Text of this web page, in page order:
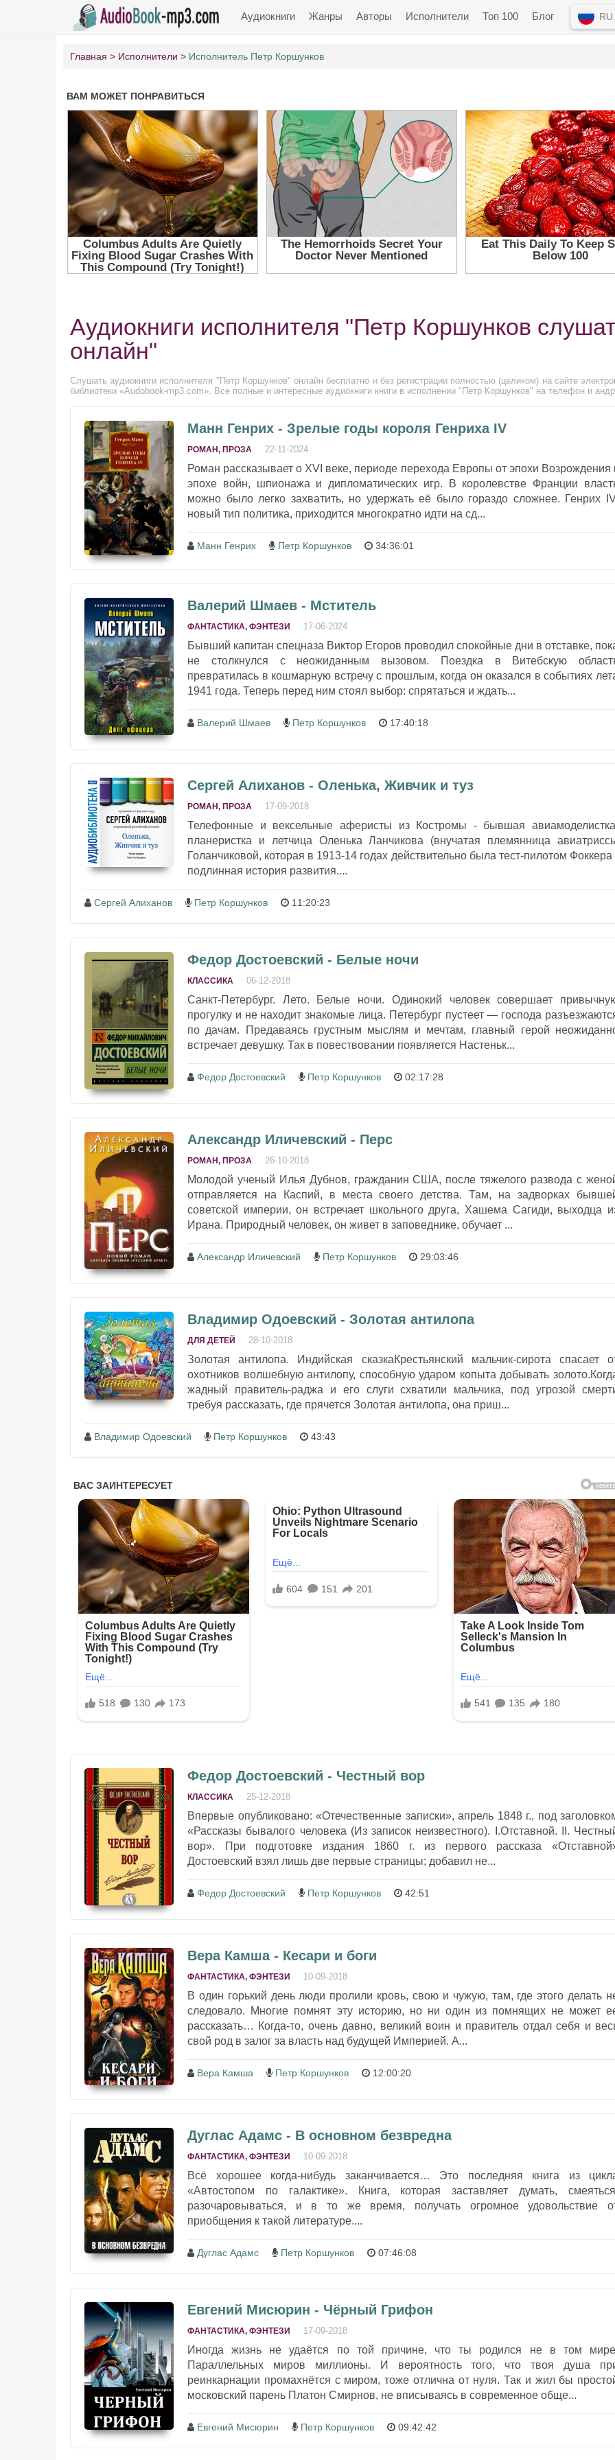
Аудиокниги Жанры Авторы Исполнители Топ 100 Блог RU
Главная Исполнители Исполнитель Петр Коршунков
Аудиокниги исполнителя "Петр Коршунков
онлайн"
Слушать аудиокниги исполнителя "Петр Коршунков" онлайн бесплатно и без регистрации полностью (целиком) на сайте
библиотеки «Audobook-mp3.com». Все полные и интересные аудиокниги книги в исполнении "Петр Коршунков" на телефон и
Манн Генрих - Зрелые годы короля Генриха IV
РОМАН, ПРОЗА 22-11-2024
Роман рассказывает о XVI веке, периоде перехода Европы от эпохи Возрождения
эпохе войн, шпионажа и дипломатических игр. В королевстве Франции
можно было легко захватить, но удержать её было гораздо сложнее. Генрих
новый тип политика, приходится многократно идти на сд...
Манн Генрих Петр Коршунков 34:36:01
Валерий Шмаев - Мститель
ФАНТАСТИКА, ФЭНТЕЗИ 17-06-2024
Бывший капитан спецназа Виктор Егоров проводил спокойные дни в отставке,
не столкнулся с неожиданным вызовом. Поездка в Витебскую
превратилась в кошмарную встречу с прошлым, когда он оказался в событиях
1941 года. Теперь перед ним стоял выбор: спрятаться и ждать...
Валерий Шмаев Петр Коршунков 17:40:18
Сергей Алиханов - Оленька, Живчик и туз
РОМАН, ПРОЗА 17-09-2018
Телефонные и вексельные аферисты из Костромы - бывшая
планеристка и летчица Оленька Ланчикова (внучатая племянница
Голанчиковой, которая в 1913-14 годах действительно была тест-пилотом Фоккера
подлинная история развития....
Сергей Алиханов Петр Коршунков 11:20:23
Федор Достоевский - Белые ночи
КЛАССИКА 06-12-2018
Санкт-Петербург. Лето. Белые ночи. Одинокий человек совершает
прогулку и не находит знакомые лица. Петербург пустеет — господа
по дачам. Предаваясь грустным мыслям и мечтам, главный герой
встречает девушку. Так в повествовании появляется Настеньк...
Федор Достоевский Петр Коршунков 02:17:28
Александр Иличевский - Перс
РОМАН, ПРОЗА 26-10-2018
Молодой ученый Илья Дубнов, гражданин США, после тяжелого развода с
отправляется на Каспий, в места своего детства. Там, на задворках
советской империи, он встречает школьного друга, Хашема Сагиди, выходца
Ирана. Природный человек, он живет в заповеднике, обучает ...
Александр Иличевский Петр Коршунков 29:03:46
Владимир Одоевский - Золотая антилопа
ДЛЯ ДЕТЕЙ 28-10-2018
Золотая антилопа. Индийская сказкаКрестьянский мальчик-сирота спасает
охотников волшебную антилопу, способную ударом копыта добывать
жадный правитель-раджа и его слуги схватили мальчика, под угрозой
требуя рассказать, где прячется Золотая антилопа, она приш...
Владимир Одоевский Петр Коршунков 43:43
Федор Достоевский - Честный вор
КЛАССИКА 25-12-2018
Впервые опубликовано: «Отечественные записки», апрель 1848 г., под
«Рассказы бывалого человека (Из записок неизвестного). I.Отставной. II.
вор». При подготовке издания 1860 г. из первого рассказа
Достоевский взял лишь две первые страницы; добавил не...
Федор Достоевский Петр Коршунков 42:51
Вера Камша - Кесари и боги
ФАНТАСТИКА, ФЭНТЕЗИ 10-09-2018
В один горький день люди пролили кровь, свою и чужую, там, где этого делать
следовало. Многие помнят эту историю, но ни один из помнящих не может
рассказать… Когда-то, очень давно, великий воин и правитель отдал себя и
свой род в залог за власть над будущей Империей. А...
Вера Камша Петр Коршунков 12:00:20
Дуглас Адамс - В основном безвредна
ФАНТАСТИКА, ФЭНТЕЗИ 10-09-2018
Всё хорошее когда-нибудь заканчивается… Это последняя книга из
«Автостопом по галактике». Книга, которая заставляет думать,
разочаровываться, и в то же время, получать огромное удовольствие
приобщения к такой литературе....
Дуглас Адамс Петр Коршунков 07:46:08
Евгений Мисюрин - Чёрный Грифон
ФАНТАСТИКА, ФЭНТЕЗИ 17-09-2018
Иногда жизнь не удаётся по той причине, что ты родился не в том
Параллельных миров миллионы. И вероятность того, что твоя душа
реинкарнации промахнётся с миром, тоже отлична от нуля. Так и жил бы
московский парень Платон Смирнов, не вписываясь в современное обще...
Евгений Мисюрин Петр Коршунков 09:42:42